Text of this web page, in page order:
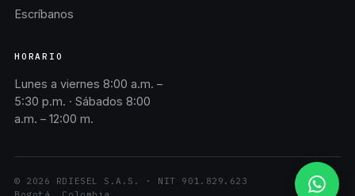
Escríbanos
HORARIO
Lunes a viernes 8:00 a.m. –
5:30 p.m. · Sábados 8:00
a.m. – 12:00 m.
© 2026 RDIESEL S.A.S. · NIT 901.829.623